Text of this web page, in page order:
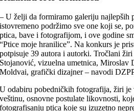
– U želji da formiramo galeriju najlepših
istovremeno podržimo sve one koji se,
ptica, bave i fotografijom, i ove godine
“Ptice moje hranilice”. Na konkurs je
potpisuje 39 autora i autorki. Tročlani
Stojanović, vizuelna umetnica, Miroslav
Moldvai, grafički dizajner – navodi
U odabiru pobedničkih fotografija, žiri je
veštinu, osnovne postulate likovnosti,
fotografisanju ptica koje su izuzetno